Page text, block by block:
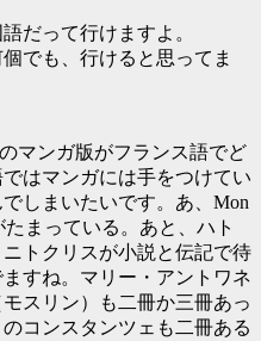
だって行けますよ。
でも、行けると思ってま
マンガ版がフランス語でど
はマンガには手をつけてい
しまいたいです。あ、Mon
まっている。あと、ハト
トクリスが小説と伝記で待
すね。マリー・アントワネ
スリン）も二冊か三冊あっ
コンスタンツェも二冊ある